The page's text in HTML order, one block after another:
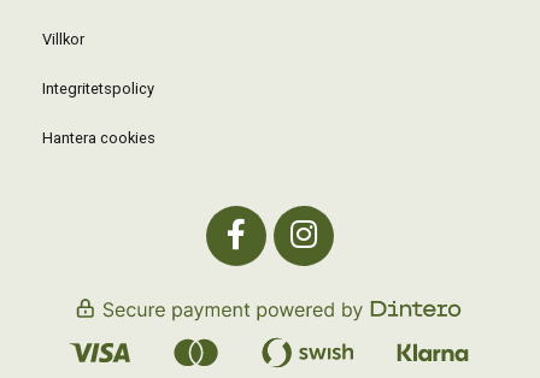
Villkor
Integritetspolicy
Hantera cookies